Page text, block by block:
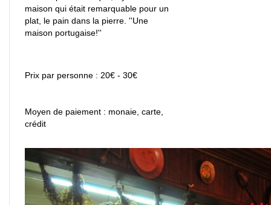
maison qui était remarquable pour un
plat, le pain dans la pierre. ''Une
maison portugaise!''
Prix par personne : 20€ - 30€
Moyen de paiement : monaie, carte,
crédit